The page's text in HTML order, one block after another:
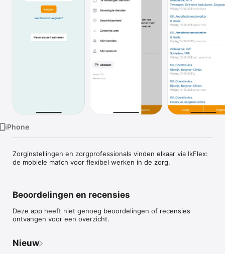
iPhone
Zorginstellingen en zorgprofessionals vinden elkaar via IkFlex:
de mobiele match voor flexibel werken in de zorg.
Beoordelingen en recensies
Deze app heeft niet genoeg beoordelingen of recensies
ontvangen voor een overzicht.
Nieuw